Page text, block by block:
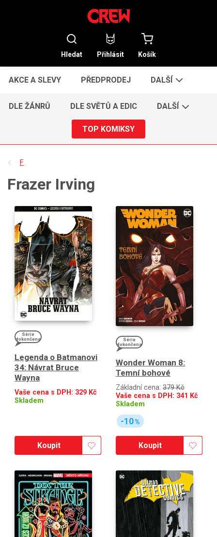
Hledat Přihlásit Košík
AKCE A SLEVY PŘEDPRODEJ DALŠÍ
DLE ŽÁNRŮ DLE SVĚTŮ A EDIC DALŠÍ
TOP KOMIKSY
F
Frazer Irving
Série
dokončena
Legenda o Batmanovi
34: Návrat Bruce
Wayna
Vaše cena s DPH: 329 Kč
Skladem
Koupit
Série
dokončena
Wonder Woman 8:
Temní bohové
Základní cena: 379 Kč
Vaše cena s DPH: 341 Kč
Skladem
-10%
Koupit